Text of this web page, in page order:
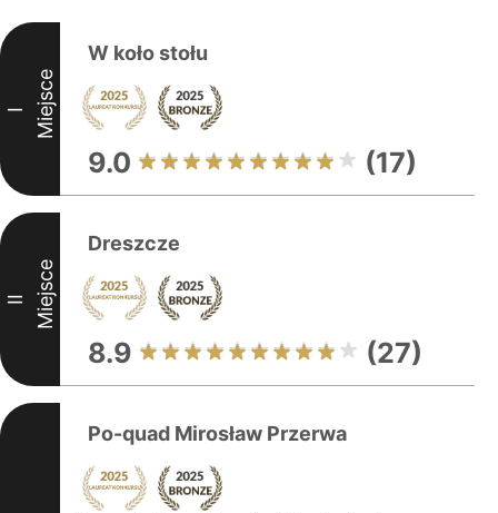
I Miejsce
W koło stołu
9.0 (17)
II Miejsce
Dreszcze
8.9 (27)
Po-quad Mirosław Przerwa